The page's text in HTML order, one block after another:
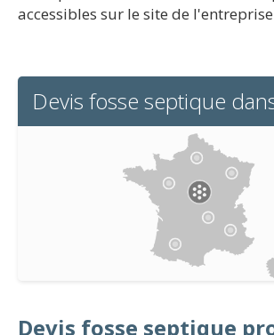
accessibles sur le site de l'entreprise
Devis fosse septique
Devis fosse septique